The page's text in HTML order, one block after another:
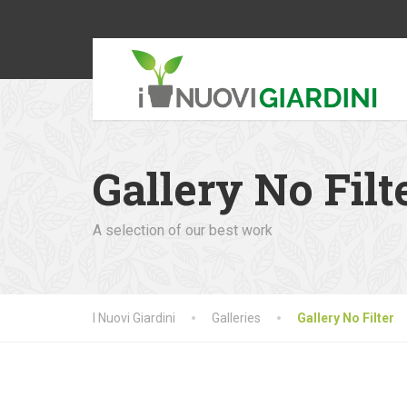
Gallery No
A selection of our best work
I Nuovi Giardini Galleries Gallery No Filter